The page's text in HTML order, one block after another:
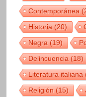
Contemporánea
Historia(20)
Negra(19)
Delincuencia(18)
Literatura italiana
Religión(15)